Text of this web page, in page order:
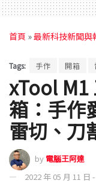
首頁 »最新科技新聞與
Tags: 手作 開箱
xTool M1
箱：手作
雷切、刀
by 電腦王阿達
2022 年 05 月 11 日